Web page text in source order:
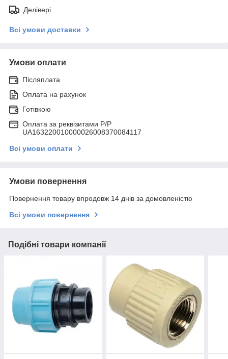
Делівері
Всі умови доставки
Умови оплати
Післяплата
Оплата на рахунок
Готівкою
Оплата за реквізитами P/Р
UA163220010000026008370084117
Всі умови оплати
Умови повернення
Повернення товару впродовж 14 днів за домовленістю
Всі умови повернення
Подібні товари компанії